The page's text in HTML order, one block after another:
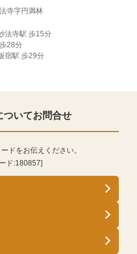
寺字円満林
法寺駅 歩15分
28分
宿駅 歩29分
ついてお問合せ
ドをお伝えください。
ド:180857]